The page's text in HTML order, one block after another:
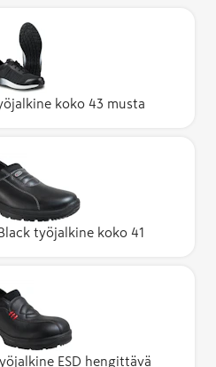
koko 43 musta
työjalkine koko 41
ESD hengittävä